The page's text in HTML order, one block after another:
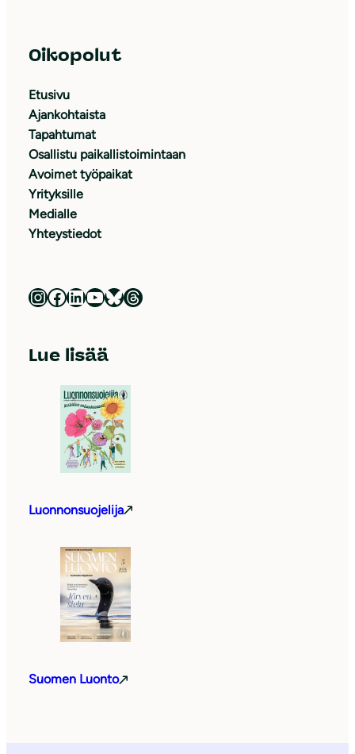
Oikopolut
Etusivu
Ajankohtaista
Tapahtumat
Osallistu paikallistoimintaan
Avoimet työpaikat
Yrityksille
Medialle
Yhteystiedot
Luonnonsuojeluliitto Instagramissa Luonnonsuojeluliitto Facebookissa Luonnonsuojeluliitto LinkedInissä Luonnonsuojeluliiton YouTube-kanava Luonnonsuojeluliitto Blueskyssa Luonnonsuojeluliitto Threadsissa
Lue lisää
Luonnonsuojelija
Suomen Luonto